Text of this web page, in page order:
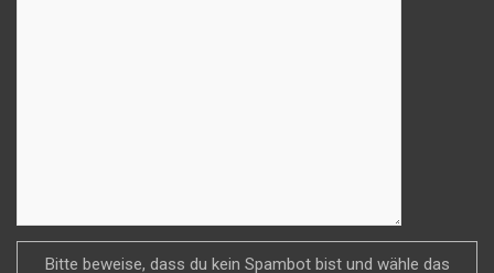
Bitte beweise, dass du kein Spambot bist und wähle das